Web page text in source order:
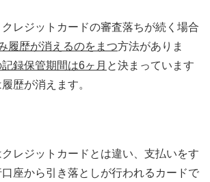
レジットカードの審査落ちが続く場合
履歴が消えるのをまつ方法がありま
録保管期間は6ヶ月 と決まっています
歴が消えます。
レジットカードとは違い、支払いをす
座から引き落としが行われるカードで